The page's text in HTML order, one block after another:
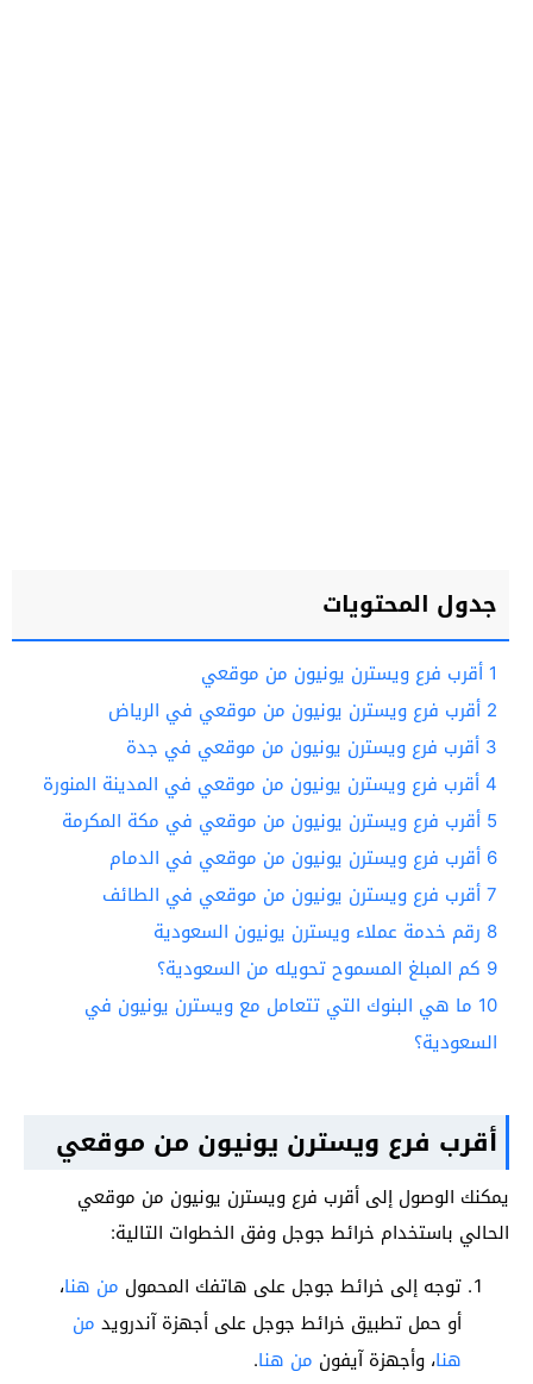
جدول المحتويات
1 أقرب فرع ويسترن يونيون من موقعي
2 أقرب فرع ويسترن يونيون من موقعي في الرياض
3 أقرب فرع ويسترن يونيون من موقعي في جدة
4أقرب فرع ويسترن يونيون من موقعي في المدينة المنورة
5 أقرب فرع ويسترن يونيون من موقعي في مكة المكرمة
6 أقرب فرع ويسترن يونيون من موقعي في الدمام
7أقرب فرع ويسترن يونيون من موقعي في الطائف
8 رقم خدمة عملاء ويسترن يونيون السعودية
9 كم المبلغ المسموح تحويله من السعودية؟
10 ما هي البنوك التي تتعامل مع ويسترن يونيون في
السعودية؟
أقرب فرع ويسترن يونيون من موقعي
يمكنك الوصول إلى أقرب فرع ويسترن يونيون من موقعي
الحالي باستخدام خرائط جوجل وفق الخطوات التالية:
توجه إلى خرائط جوجل على هاتفك المحمول من هنا،
أو حمل تطبيق خرائط جوجل على أجهزة آندرويد من
هنا، وأجهزة آيفون من هنا.